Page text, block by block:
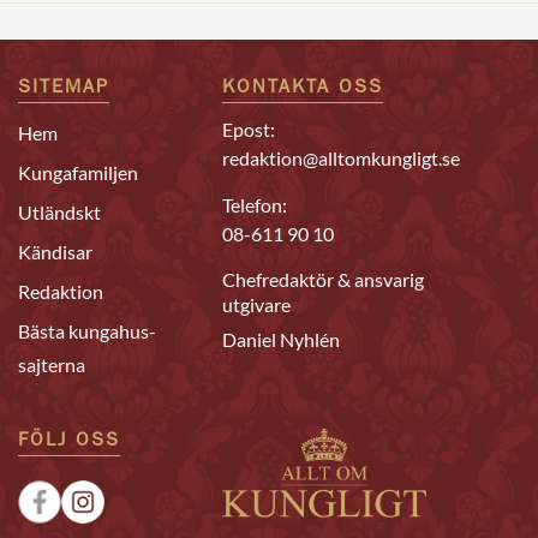
SITEMAP
Hem
Kungafamiljen
Utländskt
Kändisar
Redaktion
Bästa kungahus-
sajterna
KONTAKTA OSS
Epost:
redaktion@alltomkungligt.se
Telefon:
08-611 90 10
Chefredaktör & ansvarig
utgivare
Daniel Nyhlén
FÖLJ OSS